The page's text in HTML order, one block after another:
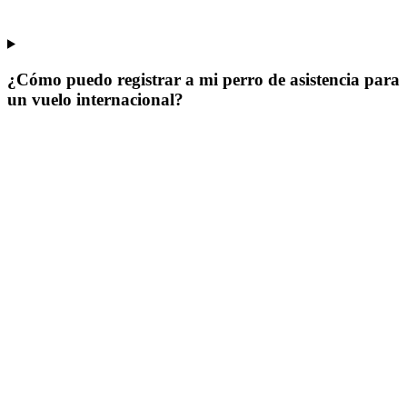
¿Cómo puedo registrar a mi perro de asistencia para
un vuelo internacional?